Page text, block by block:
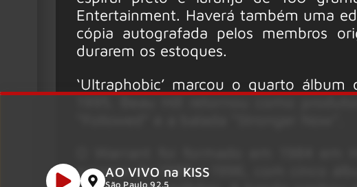
Entertainment. Haverá também uma
cópia autografada pelos membros
durarem os estoques.
‘Ultraphobic’ marcou o quarto
1995. Beau Hill retornou como
sucesso de 1989 a 1996, com cinco
AO VIVO na KISS
São Paulo 92.5